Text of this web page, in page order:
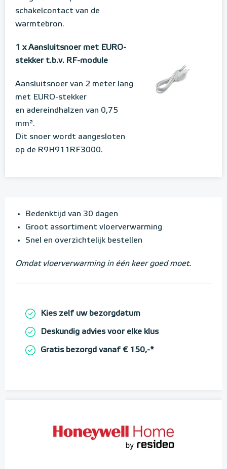
schakelcontact van de
warmtebron.
1 x Aansluitsnoer met EURO-
stekker t.b.v. RF-module
Aansluitsnoer van 2 meter lang
met EURO-stekker
en adereindhalzen van 0,75
mm².
Dit snoer wordt aangesloten
op de R9H911RF3000.
Bedenktijd van 30 dagen
Groot assortiment vloerverwarming
Snel en overzichtelijk bestellen
Omdat vloerverwarming in één keer goed moet.
Kies zelf uw bezorgdatum
Deskundig advies voor elke klus
Gratis bezorgd vanaf € 150,-*